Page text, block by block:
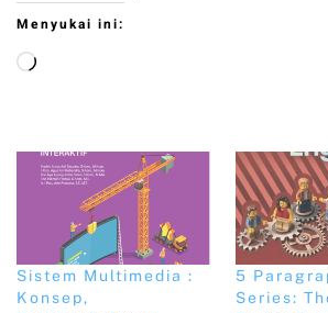
Menyukai ini:
Sistem Multimedia :
Konsep,
5
Series: